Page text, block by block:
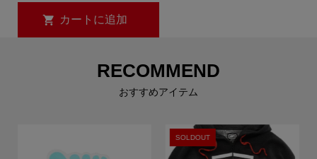
RECOMMEND
おすすめアイテム
SOLDOUT